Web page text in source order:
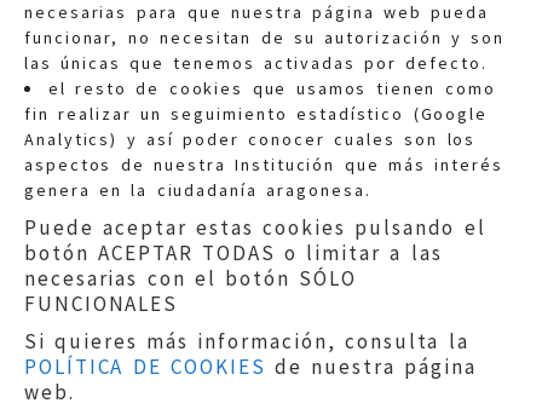
necesarias para que nuestra página web pueda
funcionar, no necesitan de su autorización y son
las únicas que tenemos activadas por defecto.
el resto de cookies que usamos tienen como
fin realizar un seguimiento estadístico (Google
Analytics) y así poder conocer cuales son los
aspectos de nuestra Institución que más interés
genera en la ciudadanía aragonesa.
Puede aceptar estas cookies pulsando el
botón ACEPTAR TODAS o limitar a las
necesarias con el botón SÓLO
FUNCIONALES
Si quieres más información, consulta la
POLÍTICA DE COOKIES de nuestra página
web.
Quejas:quejas@eljusticiadearagon.es
Información general:
informacion@eljusticiadearagon.es
Teléfonos:900 210 210/
Aviso legal|Política de privacidad|